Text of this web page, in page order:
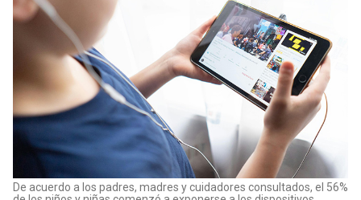
De acuerdo a los padres, madres y cuidadores consultados, el 56%